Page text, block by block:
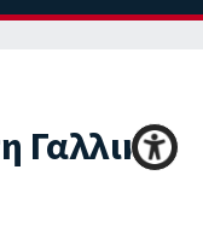
Γαλλικά